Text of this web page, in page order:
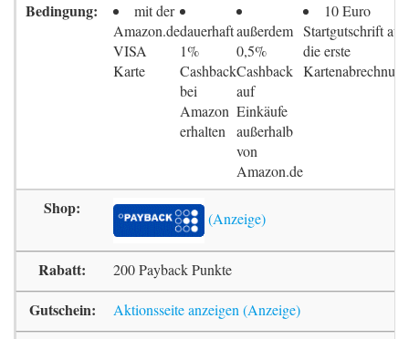
mit der
Amazon.de
VISA
Karte
dauerhaft
1%
Cashback
bei
Amazon
erhalten
außerdem
0,5%
Cashback
auf
Einkäufe
außerhalb
von
Amazon.de
10 Euro
Startgutschrift auf
die erste
Kartenabrechnung
200 Payback Punkte
Aktionsseite anzeigen